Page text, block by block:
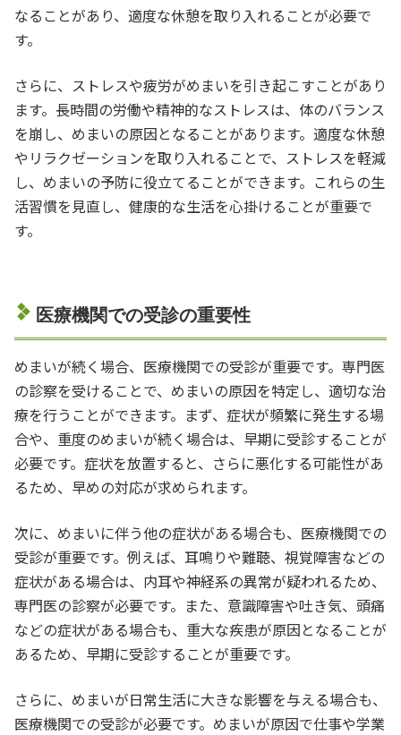
なることがあり、適度な休憩を取り入れることが必要で
す。
さらに、ストレスや疲労がめまいを引き起こすことがあり
ます。長時間の労働や精神的なストレスは、体のバランス
を崩し、めまいの原因となることがあります。適度な休憩
やリラクゼーションを取り入れることで、ストレスを軽減
し、めまいの予防に役立てることができます。これらの生
活習慣を見直し、健康的な生活を心掛けることが重要で
す。
医療機関での受診の重要性
めまいが続く場合、医療機関での受診が重要です。専門医
の診察を受けることで、めまいの原因を特定し、適切な治
療を行うことができます。まず、症状が頻繁に発生する場
合や、重度のめまいが続く場合は、早期に受診することが
必要です。症状を放置すると、さらに悪化する可能性があ
るため、早めの対応が求められます。
次に、めまいに伴う他の症状がある場合も、医療機関での
受診が重要です。例えば、耳鳴りや難聴、視覚障害などの
症状がある場合は、内耳や神経系の異常が疑われるため、
専門医の診察が必要です。また、意識障害や吐き気、頭痛
などの症状がある場合も、重大な疾患が原因となることが
あるため、早期に受診することが重要です。
さらに、めまいが日常生活に大きな影響を与える場合も、
医療機関での受診が必要です。めまいが原因で仕事や学業